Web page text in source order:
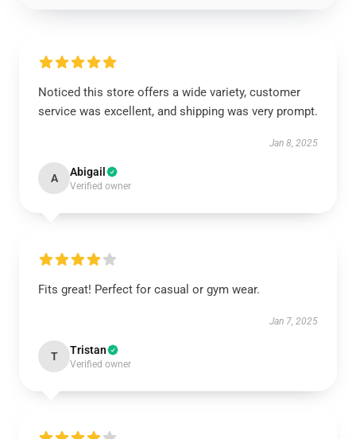
Noticed this store offers a wide variety, customer
service was excellent, and shipping was very prompt.
Jan 8, 2025
A Abigail
Verified owner
Fits great! Perfect for casual or gym wear.
Jan 7, 2025
T Tristan
Verified owner